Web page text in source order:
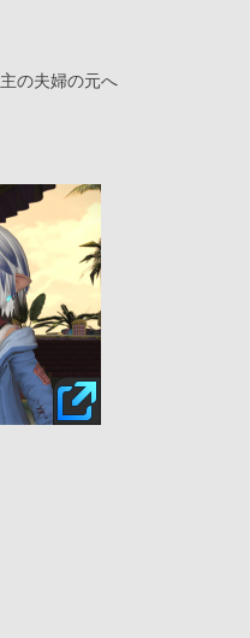
の夫婦の元へ